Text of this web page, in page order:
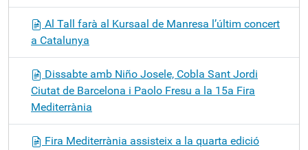
Al Tall farà al Kursaal de Manresa l’últim concert
a Catalunya
Dissabte amb Niño Josele, Cobla Sant Jordi
Ciutat de Barcelona i Paolo Fresu a la 15a Fira
Mediterrània
Fira Mediterrània assisteix a la quarta edició